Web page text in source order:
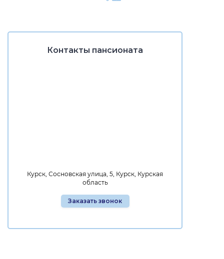
Контакты пансионата
Курск, Сосновская улица, 5, Курск, Курская
область
Заказать звонок